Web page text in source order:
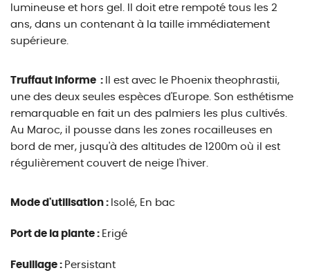
lumineuse et hors gel. Il doit etre rempoté tous les 2
ans, dans un contenant à la taille immédiatement
supérieure.
Truffaut informe :
Il est avec le Phoenix theophrastii,
une des deux seules espèces d'Europe. Son esthétisme
remarquable en fait un des palmiers les plus cultivés.
Au Maroc, il pousse dans les zones rocailleuses en
bord de mer, jusqu'à des altitudes de 1200m où il est
régulièrement couvert de neige l'hiver.
Mode d'utilisation : Isolé, En bac
Port de la plante : Erigé
Feuillage : Persistant